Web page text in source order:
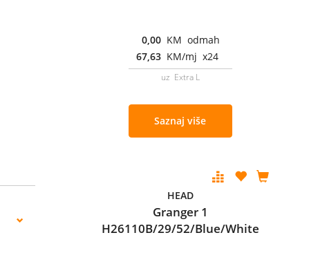
0,00 KM odmah
67,63 KM/mj x24
uz Extra L
Saznaj više
HEAD
Granger 1
H26110B/29/52/Blue/White